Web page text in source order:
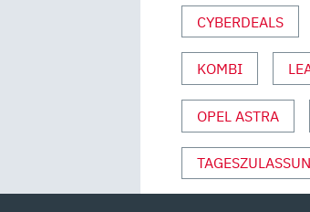
UND
SPORT“
VON
YOUTUBE
ANZEIGEN
CYBERDEALS
KOMBI
OPEL ASTRA